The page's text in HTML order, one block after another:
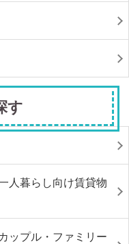
す
人暮らし向け賃貸物
ップル・ファミリー